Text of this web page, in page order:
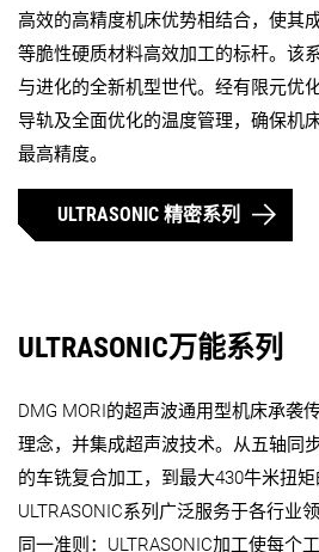
高效的高精度机床优势相结合，使其
等脆性硬质材料高效加工的标杆。该
与进化的全新机型世代。经有限元优
导轨及全面优化的温度管理，确保机
最高精度。
ULTRASONIC 精密系列
ULTRASONIC万能系列
DMG MORI的超声波通用型机床承袭
理念，并集成超声波技术。从五轴同
的车铣复合加工，到最大430牛米扭矩
ULTRASONIC系列广泛服务于各行业
同一准则：ULTRASONIC加工使每个